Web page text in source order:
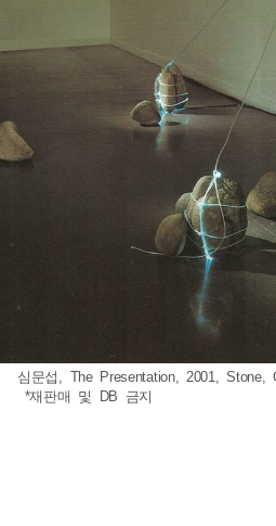
심문섭, The Presentation, 2001, Stone,
*재판매 및 DB 금지